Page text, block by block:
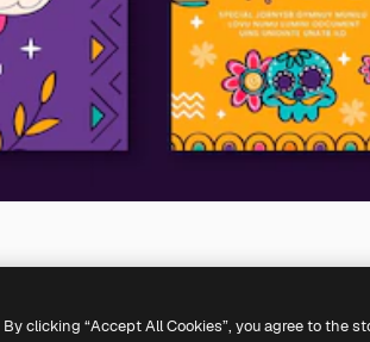
By clicking “Accept All Cookies”, you agree to the